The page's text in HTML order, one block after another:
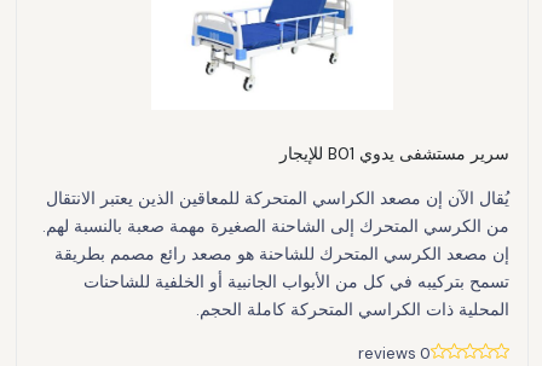
سرير مستشفى يدوي B01 للإيجار
يُقال الآن إن مصعد الكراسي المتحركة للمعاقين الذين يعتبر الانتقال
من الكرسي المتحرك إلى الشاحنة الصغيرة مهمة صعبة بالنسبة لهم.
إن مصعد الكرسي المتحرك للشاحنة هو مصعد رائع مصمم بطريقة
تسمح بتركيبه في كل من الأبواب الجانبية أو الخلفية للشاحنات
المحلية ذات الكراسي المتحركة كاملة الحجم.
0 reviews